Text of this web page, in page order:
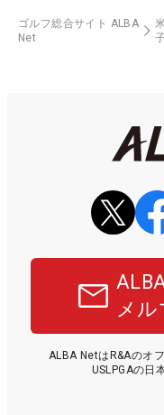
ゴルフ総合サイト ALBA
Net
メ
ALBA NetはR&Aのオ
USLPGAの日